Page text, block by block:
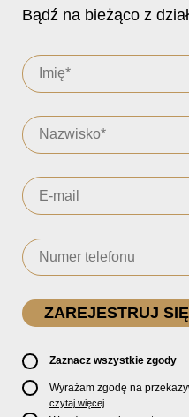
Bądź na bieżąco z
Zaznacz wszystkie zgody
Wyrażam zgodę na
pocztą e-mail, oficjalnego
czytaj więcej